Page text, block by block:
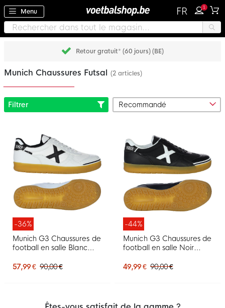
Menu FR 1
Retour gratuit* (60 jours) (BE)
Munich Chaussures Futsal (2 articles)
Filtrer
-36%
Munich G3 Chaussures de
football en salle Blanc
57,99 € 90,00 €
-44%
Munich G3 Chaussures de
football en salle Noir
49,99 € 90,00 €